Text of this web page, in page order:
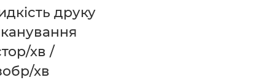
друку
хв /
хв